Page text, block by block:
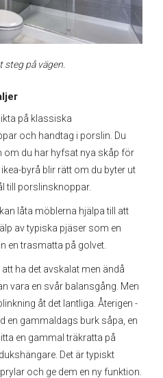
på vägen.
på klassiska
och handtag i porslin. Du
om du har hyfsat nya skåp för
byrå blir rätt om du byter ut
till porslinsknoppar.
låta möblerna hjälpa till att
av typiska pjäser som en
en trasmatta på golvet.
ha det avskalat men ändå
vara en svår balansgång. Men
åt det lantliga. Återigen -
en gammaldags burk såpa, en
en gammal träkratta på
Det är typiskt
och ge dem en ny funktion.